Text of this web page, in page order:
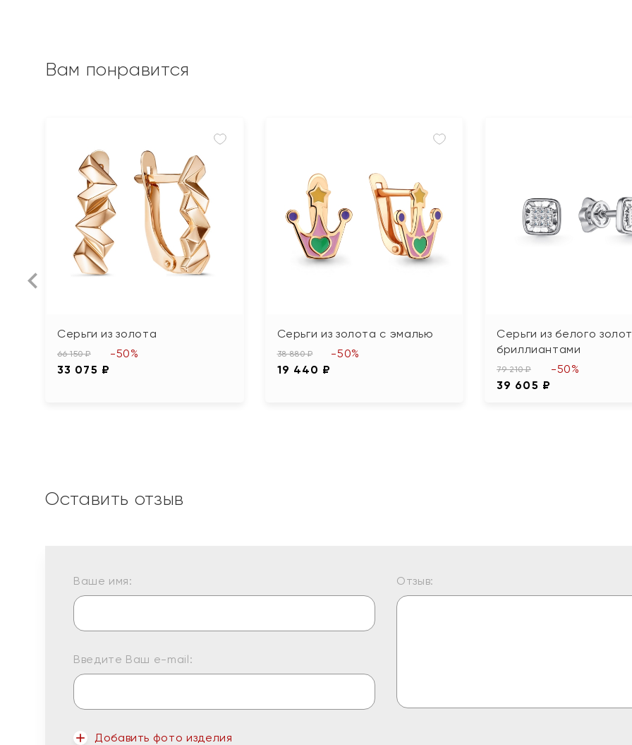
Вам понравится
Серьги из золота
66 150 ₽
33 075 ₽
-50%
Серьги из золота с эмалью
38 880 ₽
19 440 ₽
-50%
Серьги из белого
бриллиантами
79 210 ₽
39 605 ₽
-50%
Оставить отзыв
Ваше имя:
Введите Ваш e-mail:
Добавить фото изделия
Отзыв: